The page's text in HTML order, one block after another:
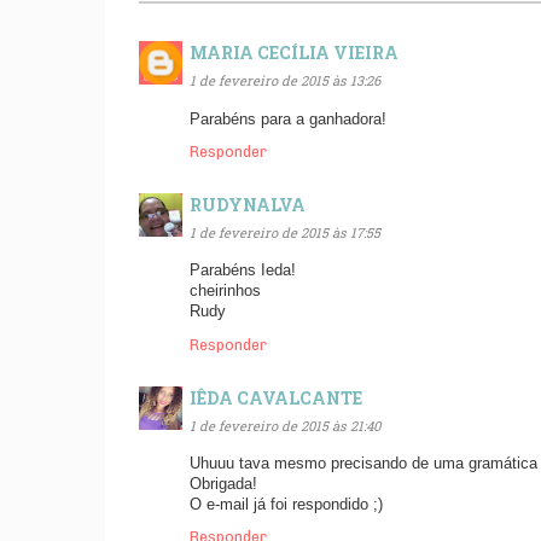
MARIA CECÍLIA VIEIRA
1 de fevereiro de 2015 às 13:26
Parabéns para a ganhadora!
Responder
RUDYNALVA
1 de fevereiro de 2015 às 17:55
Parabéns Ieda!
cheirinhos
Rudy
Responder
IÊDA CAVALCANTE
1 de fevereiro de 2015 às 21:40
Uhuuu tava mesmo precisando de uma gramática
Obrigada!
O e-mail já foi respondido ;)
Responder